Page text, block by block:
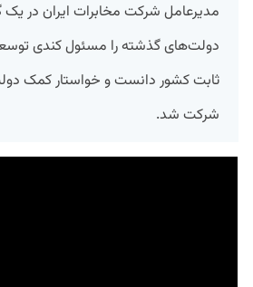
مدیرعامل شرکت مخابرات ایران در یک
دولت‌های گذشته را مسئول کندی
ثابت کشور دانست و خواستار کمک
شرکت شد.